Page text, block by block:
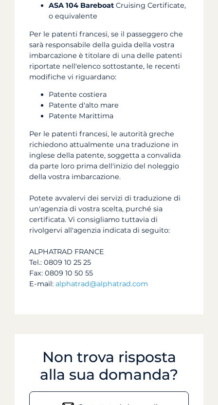
ASA 104 Bareboat Cruising Certificate,
o equivalente
Per le patenti francesi, se il passeggero che
sarà responsabile della guida della vostra
imbarcazione è titolare di una delle patenti
riportate nell'elenco sottostante, le recenti
modifiche vi riguardano:
Patente costiera
Patente d'alto mare
Patente Marittima
Per le patenti francesi, le autorità greche
richiedono attualmente una traduzione in
inglese della patente, soggetta a convalida
da parte loro prima dell'inizio del noleggio
della vostra imbarcazione.
Potete avvalervi dei servizi di traduzione di
un'agenzia di vostra scelta, purché sia
certificata. Vi consigliamo tuttavia di
rivolgervi all'agenzia indicata di seguito:
ALPHATRAD FRANCE
Tel.: 0809 10 25 25
Fax: 0809 10 50 55
E-mail: alphatrad@alphatrad.com
Non trova risposta
alla sua domanda?